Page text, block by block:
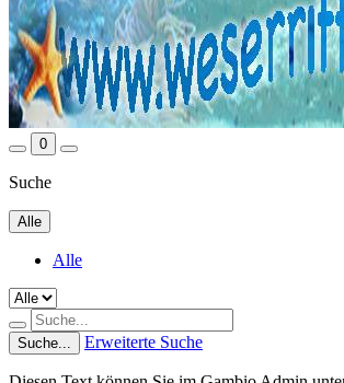
0
Suche
Alle
Alle
Suche... Erweiterte Suche